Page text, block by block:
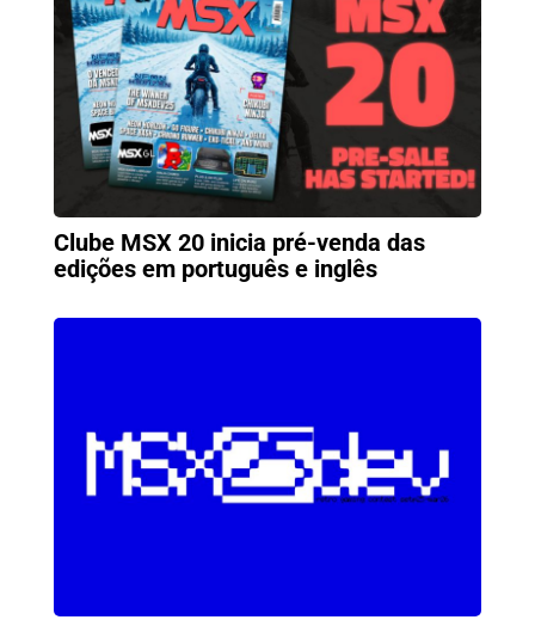
Clube MSX 20 inicia pré-venda das
edições em português e inglês